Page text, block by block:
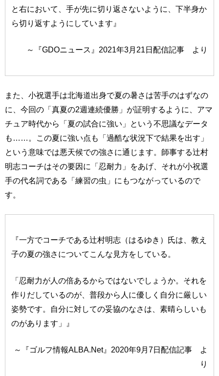
と右において、手が先に切り返さないように、下半身か
ら切り返すようにしています』
～『GDOニュース』2021年3月21日配信記事 より
また、小祝選手は北海道出身で夏の暑さは苦手のはずなの
に、今回の「真夏の2週連続優勝」が証明するように、アマ
チュア時代から「夏の試合に強い」という不思議なデータ
も……。この夏に強い点も「過酷な状況下で結果を出す」
という意味では悪天候での強さに通じます。師事する辻村
明志コーチはその要因に「忍耐力」をあげ、それが小祝選
手の代名詞である「練習の虫」にもつながっているので
す。
『一方でコーチである辻村明志（はるゆき）氏は、教え
子の夏の強さについてこんな見方をしている。
「忍耐力が人の倍あるからではないでしょうか。それを
作りだしているのが、普段から人に優しく自分に厳しい
姿勢です。自分に対しての妥協のなさは、素晴らしいも
のがあります」』
～『ゴルフ情報ALBA.Net』2020年9月7日配信記事 よ
り